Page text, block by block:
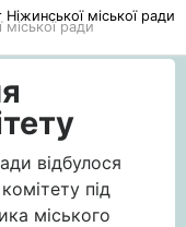
міської ради
комітету
відбулося
під
міського